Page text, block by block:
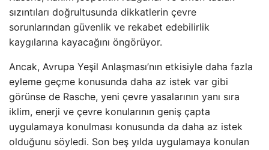
sızıntıları doğrultusunda dikkatlerin çevre
sorunlarından güvenlik ve rekabet edebilirlik
kaygılarına kayacağını öngörüyor.
Ancak, Avrupa Yeşil Anlaşması’nın etkisiyle daha fazla
eyleme geçme konusunda daha az istek var gibi
görünse de Rasche, yeni çevre yasalarının yanı sıra
iklim, enerji ve çevre konularının geniş çapta
uygulamaya konulması konusunda da daha az istek
olduğunu söyledi. Son beş yılda uygulamaya konulan